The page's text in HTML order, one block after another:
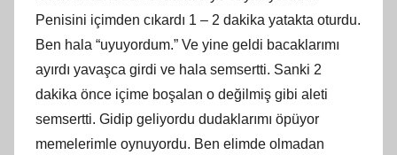
Penisini içimden cıkardı 1 – 2 dakika yatakta oturdu.
Ben hala “uyuyordum.” Ve yine geldi bacaklarımı
ayırdı yavaşca girdi ve hala semsertti. Sanki 2
dakika önce içime boşalan o değilmiş gibi aleti
semsertti. Gidip geliyordu dudaklarımı öpüyor
memelerimle oynuyordu. Ben elimde olmadan